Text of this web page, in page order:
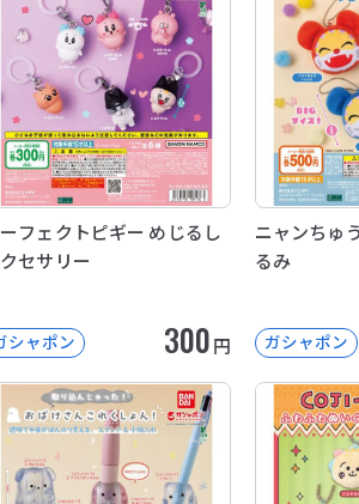
フェクトピギー めじるし
セサリー
シャポン 300円
ニャンちゅ
るみ
ガシャポン